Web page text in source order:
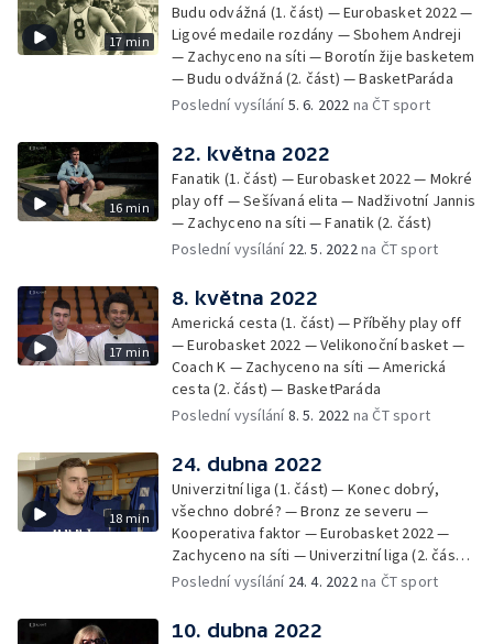
17 min
Budu odvážná (1. část) — Eurobasket 2022 —
Ligové medaile rozdány — Sbohem Andreji
— Zachyceno na síti — Borotín žije basketem
— Budu odvážná (2. část) — BasketParáda
Poslední vysílání5. 6. 2022 na ČT sport
16 min
22. května 2022
Fanatik (1. část) — Eurobasket 2022 — Mokré
play off — Sešívaná elita — Nadživotní Jannis
— Zachyceno na síti — Fanatik (2. část)
Poslední vysílání 22. 5. 2022na ČT sport
17 min
8. května 2022
Americká cesta (1. část) — Příběhy play off
— Eurobasket 2022 — Velikonoční basket —
Coach K — Zachyceno na síti — Americká
cesta (2. část) — BasketParáda
Poslední vysílání8. 5. 2022 na ČT sport
18 min
24. dubna 2022
Univerzitní liga (1. část) — Konec dobrý,
všechno dobré? — Bronz ze severu —
Kooperativa faktor — Eurobasket 2022 —
Zachyceno na síti — Univerzitní liga (2. část)
— BasketParáda
Poslední vysílání 24. 4. 2022na ČT sport
10. dubna 2022